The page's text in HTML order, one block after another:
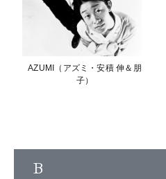
AZUMI（アズミ・安積 伸＆朋
子）
B